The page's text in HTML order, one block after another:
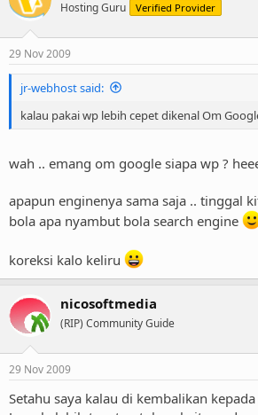
Hosting Guru Verified Provider
29 Nov 2009
jr-webhost said:
kalau pakai wp lebih cepet dikenal Om
wah .. emang om google siapa wp ?
apapun enginenya sama saja .. tinggal
bola apa nyambut bola search engine
koreksi kalo keliru
nicosoftmedia
(RIP) Community Guide
29 Nov 2009
Setahu saya kalau di kembalikan